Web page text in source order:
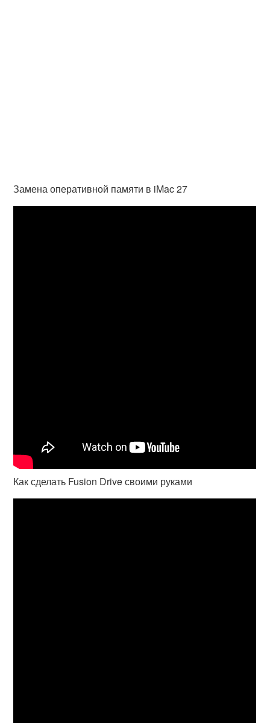
Замена оперативной памяти в iMac 27
Как сделать Fusion Drive своими руками